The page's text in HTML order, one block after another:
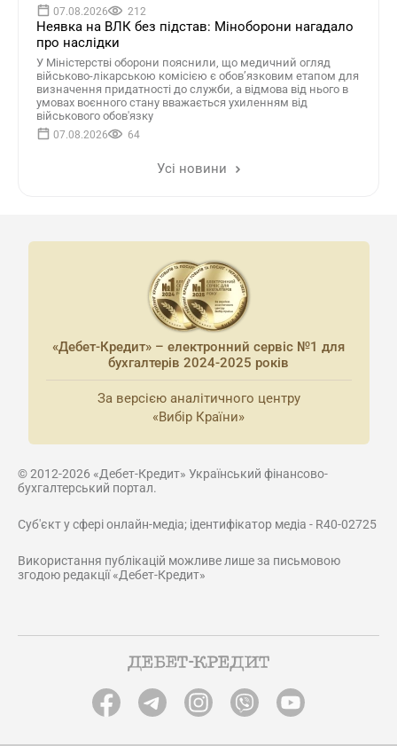
07.08.2026 212
Неявка на ВЛК без підстав: Міноборони нагадало
про наслідки
У Міністерстві оборони пояснили, що медичний огляд
військово-лікарською комісією є обов’язковим етапом для
визначення придатності до служби, а відмова від нього в
умовах воєнного стану вважається ухиленням від
військового обов'язку
07.08.2026 64
Усі новини
«Дебет-Кредит» – електронний сервіс №1 для
бухгалтерів 2024-2025 років
За версією аналітичного центру
«Вибір Країни»
© 2012-2026 «Дебет-Кредит» Український фінансово-
бухгалтерський портал.
Суб'єкт у сфері онлайн-медіа; ідентифікатор медіа - R40-02725
Використання публікацій можливе лише за письмовою
згодою редакції «Дебет-Кредит»